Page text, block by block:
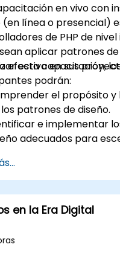
en vivo con
(en línea o presencial)
de PHP de
aplicar patrones
efectiva en sus
esta capacitación,
podrán:
el propósito y
patrones de diseño.
e implementar
adecuados para
aplicaciones
mejores prácticas
patrones en
en la Era Digital